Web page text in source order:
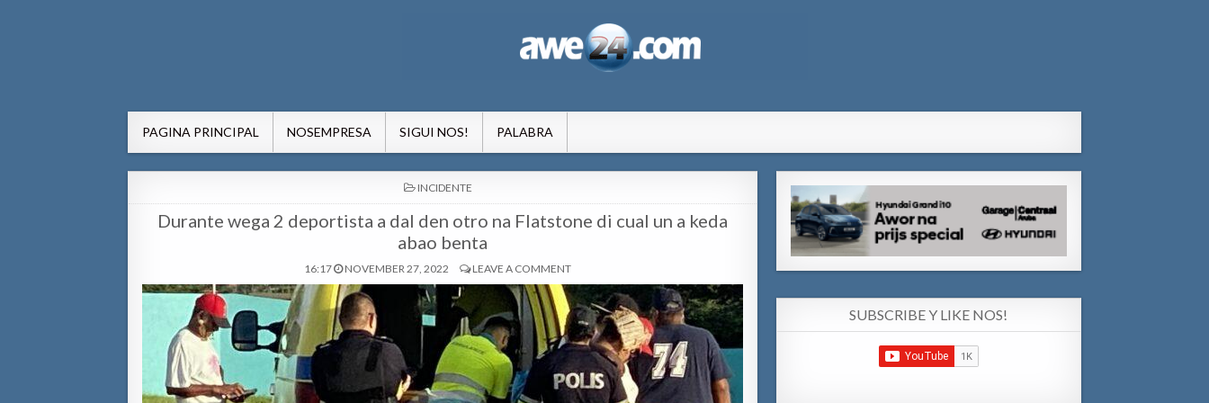
PAGINA PRINCIPAL NOSEMPRESA SIGUI NOS! PALABRA
POSTED
IN
INCIDENTE
Durante wega 2 deportista a dal den otro na Flatstone di cual un a keda
abao benta
16:17 NOVEMBER 27, 2022 LEAVE A COMMENT
SUBSCRIBE Y LIKE NOS!